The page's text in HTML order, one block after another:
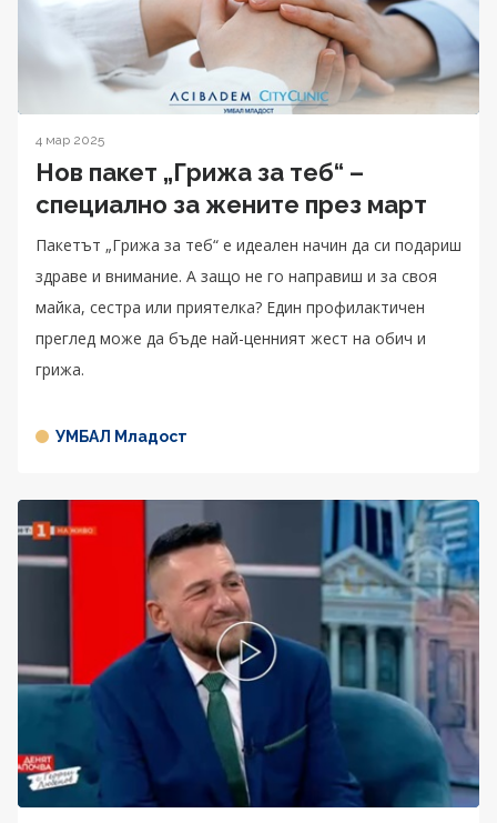
4 мар 2025
Нов пакет „Грижа за теб“ –
специално за жените през март
Пакетът „Грижа за теб“ е идеален начин да си подариш
здраве и внимание. А защо не го направиш и за своя
майка, сестра или приятелка? Един профилактичен
преглед може да бъде най-ценният жест на обич и
грижа.
УМБАЛ Младост